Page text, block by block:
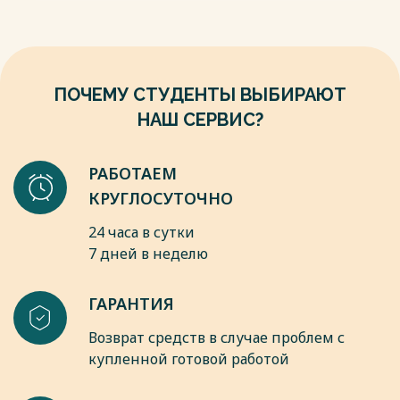
Весь текст будет доступенпосле покупки
Издательство Юрайт, 2019. — 221 с.
ПОЧЕМУ СТУДЕНТЫ ВЫБИРАЮТ
НАШ СЕРВИС?
РАБОТАЕМ
КРУГЛОСУТОЧНО
24 часа в сутки
7 дней в неделю
ГАРАНТИЯ
Возврат средств в случае проблем с
купленной готовой работой